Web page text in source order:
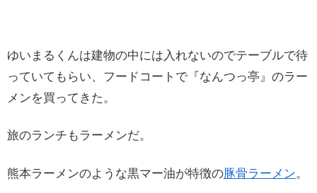
ゆいまるくんは建物の中には入れないのでテーブルで待
っていてもらい、フードコートで『なんつっ亭』のラー
メンを買ってきた。
旅のランチもラーメンだ。
熊本ラーメンのような黒マー油が特徴の豚骨ラーメン。